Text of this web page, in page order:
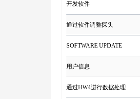
开发软件
通过软件调整探头
SOFTWARE UPDATE
用户信息
通过HW4进行数据处理